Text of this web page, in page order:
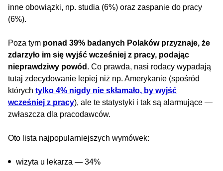
inne obowiązki, np. studia (6%) oraz zaspanie do pracy
(6%).
Poza tym ponad 39% badanych Polaków przyznaje, że
zdarzyło im się wyjść wcześniej z pracy, podając
nieprawdziwy powód . Co prawda, nasi rodacy wypadają
tutaj zdecydowanie lepiej niż np. Amerykanie (spośród
których tylko 4% nigdy nie skłamało, by wyjść
wcześniej z pracy), ale te statystyki i tak są alarmujące —
zwłaszcza dla pracodawców.
Oto lista najpopularniejszych wymówek:
wizyta u lekarza — 34%